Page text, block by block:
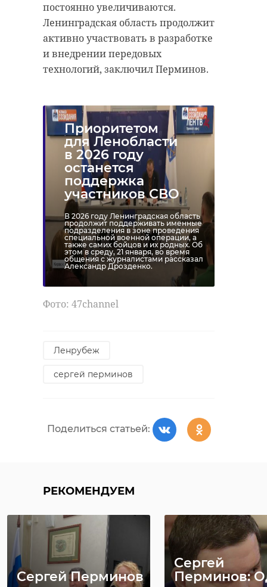
постоянно увеличиваются.
Ленинградская область продолжит
активно участвовать в разработке
и внедрении передовых
технологий, заключил Перминов.
Приоритетом
для Ленобласти
в 2026 году
останется
поддержка
участников СВО
В 2026 году Ленинградская область
продолжит поддерживать именные
подразделения в зоне проведения
специальной военной операции, а
также самих бойцов и их родных. Об
этом в среду, 21 января, во время
общения с журналистами рассказал
Александр Дрозденко.
Фото: 47channel
Ленрубеж
сергей перминов
Поделиться статьей:
РЕКОМЕНДУЕМ
Сергей Перминов
Сергей
Перминов: